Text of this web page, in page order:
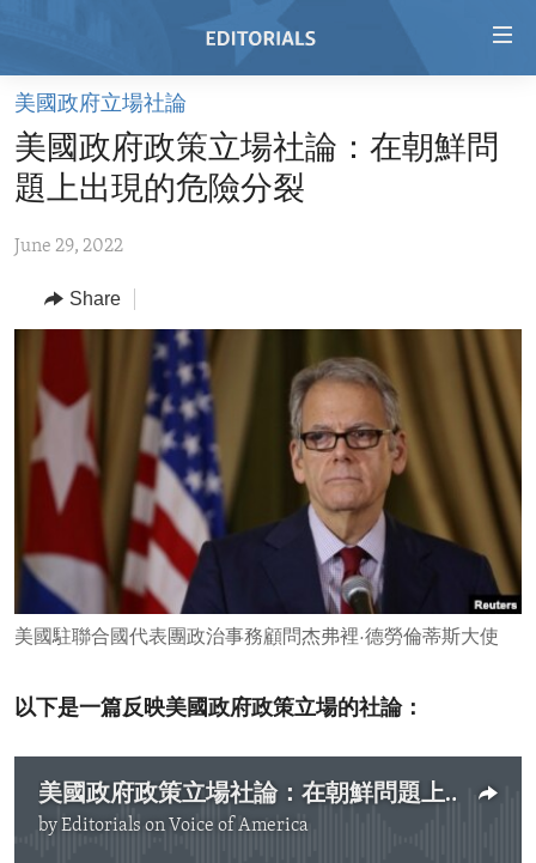
Skip
main
content
to
Navigation
Skip
Search
HOME
VIDEO
REGIONS
AFRICA
ASIA
MIDDLE EAST
TOPICS
HUMAN RIGHTS
SECURITY AND DEFENSE
AID AND DEVELOPMENT
DEMOCRACY AND GOVERNANCE
ECONOMY AND TRADE
ENVIRONMENT AND HEALTH
IDEALS AND INSTITUTIONS
ABOUT US
FOLLOW US
美國政府立場社論
美國政府政策立場社論：在朝鮮問
題上出現的危險分裂
June 29, 2022
Share
美國駐聯合國代表團政治事務顧問杰弗裡·德勞倫蒂斯大使
以下是一篇反映美國政府政策立場的社論：
美國政府政策立場社論：在朝鮮問題上出現的危險分裂
byEditorials on Voice of America